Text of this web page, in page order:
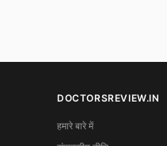
DOCTORSREVIEW.IN
हमारे बारे में